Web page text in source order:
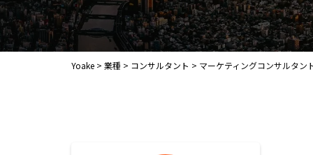
Yoake > 業種 > コンサルタント > マーケティングコンサルタン